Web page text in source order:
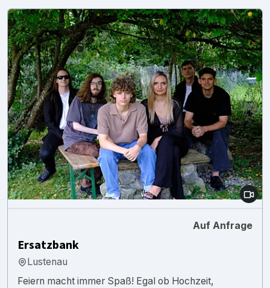
Auf Anfrage
Ersatzbank
Lustenau
Feiern macht immer Spaß! Egal ob Hochzeit,